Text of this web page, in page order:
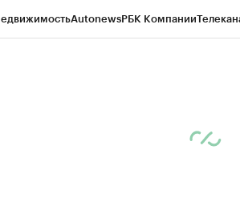
AutonewsРБК Компании